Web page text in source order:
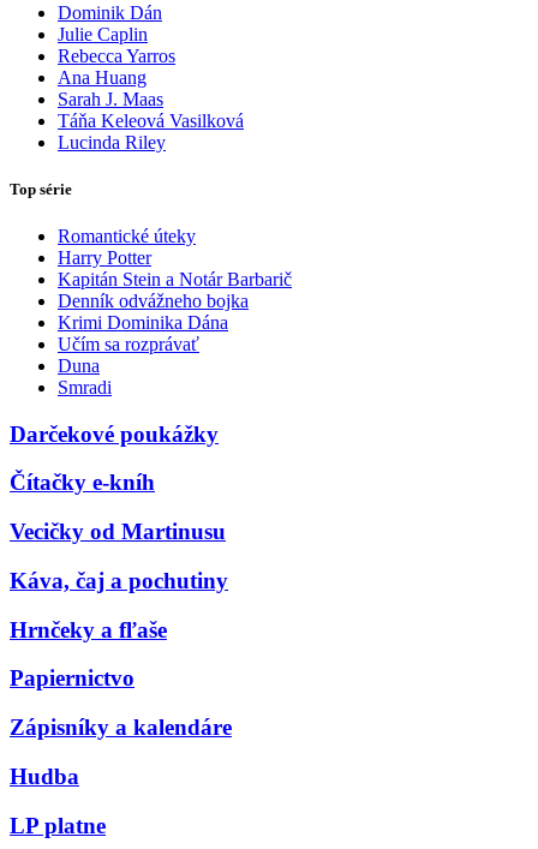
Dominik Dán
Julie Caplin
Rebecca Yarros
Ana Huang
Sarah J. Maas
Táňa Keleová Vasilková
Lucinda Riley
Top série
Romantické úteky
Harry Potter
Kapitán Stein a Notár Barbarič
Denník odvážneho bojka
Krimi Dominika Dána
Učím sa rozprávať
Duna
Smradi
Darčekové poukážky
Čítačky e-kníh
Vecičky od Martinusu
Káva, čaj a pochutiny
Hrnčeky a fľaše
Papiernictvo
Zápisníky a kalendáre
Hudba
LP platne